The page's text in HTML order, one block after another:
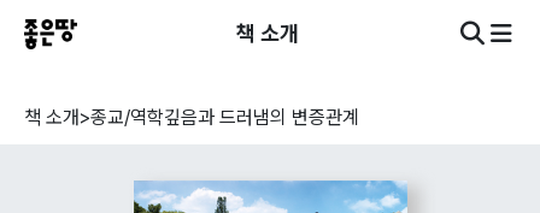
책 소개
책 소개>종교/역학깊음과 드러냄의 변증관계